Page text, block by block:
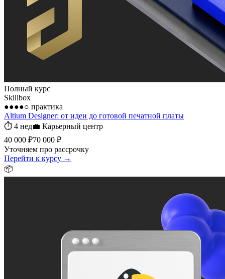
Полный курс
Skillbox
●●●●○ практика
Altium Designer: от идеи до готовой печатной платы
⏱ 4 нед💼 Карьерный центр
40 000 ₽70 000 ₽
Уточняем про рассрочку
Перейти к курсу →
📦